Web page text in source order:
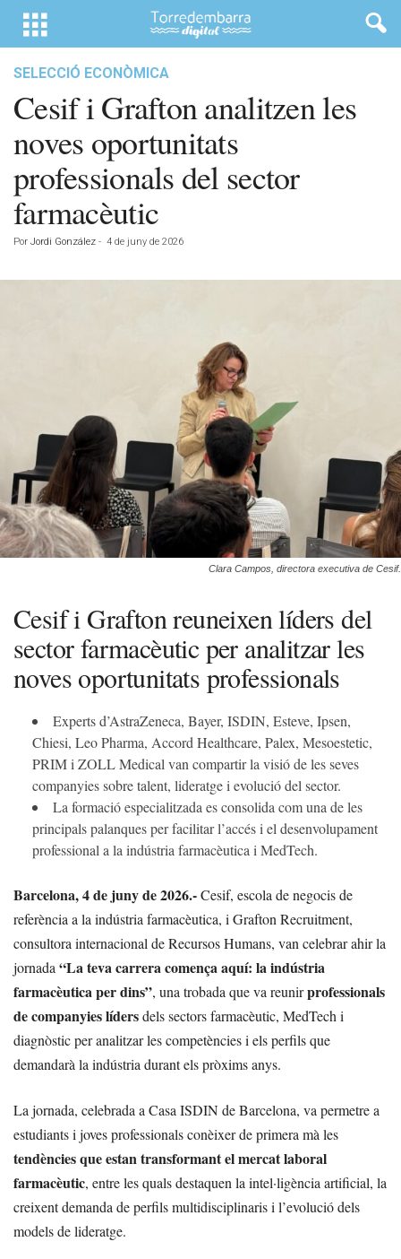
SELECCIÓ ECONÒMICA
Cesif i Grafton analitzen les
noves oportunitats
professionals del sector
farmacèutic
Por Jordi González - 4 de juny de 2026
Clara Campos, directora executiva de Cesif.
Cesif i Grafton reuneixen líders del
sector farmacèutic per analitzar les
noves oportunitats professionals
Experts d’AstraZeneca, Bayer, ISDIN, Esteve, Ipsen,
Chiesi, Leo Pharma, Accord Healthcare, Palex, Mesoestetic,
PRIM i ZOLL Medical van compartir la visió de les seves
companyies sobre talent, lideratge i evolució del sector.
La formació especialitzada es consolida com una de les
principals palanques per facilitar l’accés i el desenvolupament
professional a la indústria farmacèutica i MedTech.
Barcelona, 4 de juny de 2026.-Cesif, escola de negocis de
referència a la indústria farmacèutica, i Grafton Recruitment,
consultora internacional de Recursos Humans, van celebrar ahir la
jornada“La teva carrera comença aquí: la indústria
farmacèutica per dins”, una trobada que va reunirprofessionals
de companyies lídersdels sectors farmacèutic, MedTech i
diagnòstic per analitzar les competències i els perfils que
demandarà la indústria durant els pròxims anys.
La jornada, celebrada a Casa ISDIN de Barcelona, va permetre a
estudiants i joves professionals conèixer de primera mà les
tendències que estan transformant el mercat laboral
farmacèutic, entre les quals destaquen la intel·ligència artificial, la
creixent demanda de perfils multidisciplinaris i l’evolució dels
models de lideratge.